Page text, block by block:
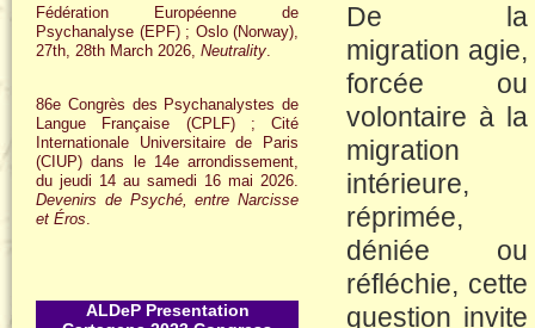
Fédération Européenne de
Psychanalyse (EPF) ; Oslo (Norway),
27th, 28th March 2026, Neutrality
86e Congrès des Psychanalystes de
Langue Française (CPLF) ; Cité
Internationale Universitaire de Paris
(CIUP) dans le 14e arrondissement,
du jeudi 14 au samedi 16 mai 2026.
Devenirs de Psyché, entre Narcisse
et Éros
ALDeP Presentation
De la
migration agie,
forcée ou
volontaire à la
migration
intérieure,
réprimée,
déniée ou
réfléchie, cette
question invite